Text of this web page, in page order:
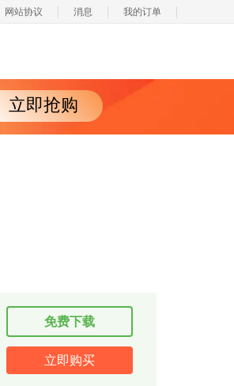
网站协议 消息 我的订单
立即抢购
免费下载
立即购买